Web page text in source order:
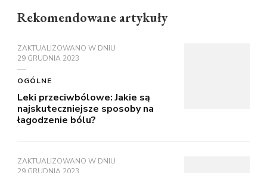
Rekomendowane artykuły
ZAKTUALIZOWANO W DNIU
29 GRUDNIA 2023
OGÓLNE
Leki przeciwbólowe: Jakie są
najskuteczniejsze sposoby na
łagodzenie bólu?
ZAKTUALIZOWANO W DNIU